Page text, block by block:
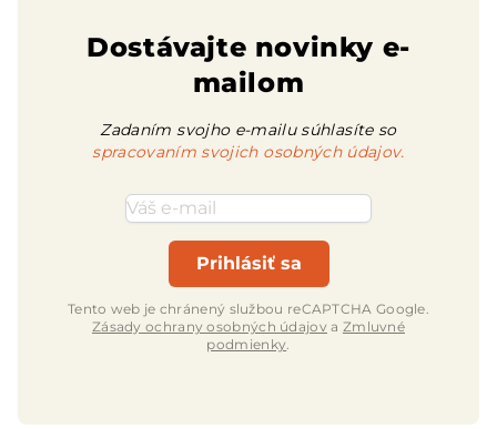
Dostávajte novinky e-
mailom
Zadaním svojho e-mailu súhlasíte so
spracovaním svojich osobných údajov.
Emailová adresa
Prihlásiť sa
Tento web je chránený službou reCAPTCHA Google.
Zásady ochrany osobných údajov a Zmluvné
podmienky.